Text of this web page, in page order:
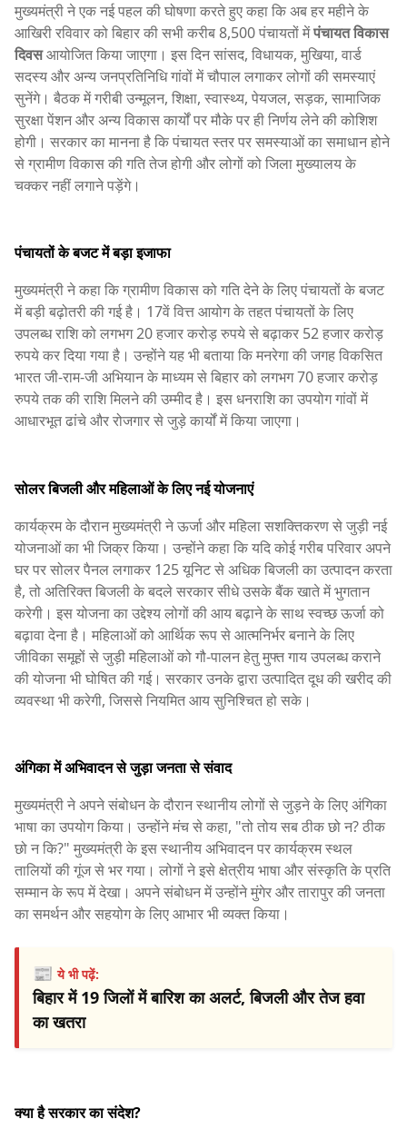
मुख्यमंत्री ने एक नई पहल की घोषणा करते हुए कहा कि अब हर महीने के
आखिरी रविवार को बिहार की सभी करीब 8,500 पंचायतों मेंपंचायत विकास
दिवसआयोजित किया जाएगा। इस दिन सांसद, विधायक, मुखिया, वार्ड
सदस्य और अन्य जनप्रतिनिधि गांवों में चौपाल लगाकर लोगों की समस्याएं
सुनेंगे। बैठक में गरीबी उन्मूलन, शिक्षा, स्वास्थ्य, पेयजल, सड़क, सामाजिक
सुरक्षा पेंशन और अन्य विकास कार्यों पर मौके पर ही निर्णय लेने की कोशिश
होगी। सरकार का मानना है कि पंचायत स्तर पर समस्याओं का समाधान होने
से ग्रामीण विकास की गति तेज होगी और लोगों को जिला मुख्यालय के
चक्कर नहीं लगाने पड़ेंगे।
पंचायतों के बजट में बड़ा इजाफा
मुख्यमंत्री ने कहा कि ग्रामीण विकास को गति देने के लिए पंचायतों के बजट
में बड़ी बढ़ोतरी की गई है। 17वें वित्त आयोग के तहत पंचायतों के लिए
उपलब्ध राशि को लगभग 20 हजार करोड़ रुपये से बढ़ाकर 52 हजार करोड़
रुपये कर दिया गया है। उन्होंने यह भी बताया कि मनरेगा की जगह विकसित
भारत जी-राम-जी अभियान के माध्यम से बिहार को लगभग 70 हजार करोड़
रुपये तक की राशि मिलने की उम्मीद है। इस धनराशि का उपयोग गांवों में
आधारभूत ढांचे और रोजगार से जुड़े कार्यों में किया जाएगा।
सोलर बिजली और महिलाओं के लिए नई योजनाएं
कार्यक्रम के दौरान मुख्यमंत्री ने ऊर्जा और महिला सशक्तिकरण से जुड़ी नई
योजनाओं का भी जिक्र किया। उन्होंने कहा कि यदि कोई गरीब परिवार अपने
घर पर सोलर पैनल लगाकर 125 यूनिट से अधिक बिजली का उत्पादन करता
है, तो अतिरिक्त बिजली के बदले सरकार सीधे उसके बैंक खाते में भुगतान
करेगी। इस योजना का उद्देश्य लोगों की आय बढ़ाने के साथ स्वच्छ ऊर्जा को
बढ़ावा देना है। महिलाओं को आर्थिक रूप से आत्मनिर्भर बनाने के लिए
जीविका समूहों से जुड़ी महिलाओं को गौ-पालन हेतु मुफ्त गाय उपलब्ध कराने
की योजना भी घोषित की गई। सरकार उनके द्वारा उत्पादित दूध की खरीद की
व्यवस्था भी करेगी, जिससे नियमित आय सुनिश्चित हो सके।
अंगिका में अभिवादन से जुड़ा जनता से संवाद
मुख्यमंत्री ने अपने संबोधन के दौरान स्थानीय लोगों से जुड़ने के लिए अंगिका
भाषा का उपयोग किया। उन्होंने मंच से कहा, "तो तोय सब ठीक छो न? ठीक
छो न कि?" मुख्यमंत्री के इस स्थानीय अभिवादन पर कार्यक्रम स्थल
तालियों की गूंज से भर गया। लोगों ने इसे क्षेत्रीय भाषा और संस्कृति के प्रति
सम्मान के रूप में देखा। अपने संबोधन में उन्होंने मुंगेर और तारापुर की जनता
का समर्थन और सहयोग के लिए आभार भी व्यक्त किया।
📰ये भी पढ़ें:
बिहार में 19 जिलों में बारिश का अलर्ट, बिजली और तेज हवा
का खतरा
क्या है सरकार का संदेश?